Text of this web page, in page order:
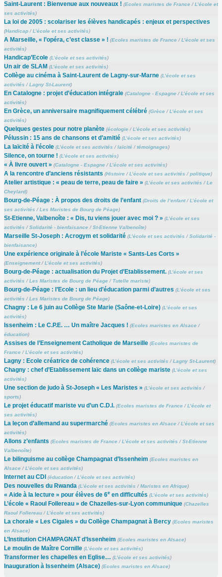
Saint-Laurent : Bienvenue aux nouveaux ! (Ecoles maristes de France/L’école et
ses activités)
La loi de 2005 : scolariser les élèves handicapés : enjeux et perspectives
(Handicap/L’école et ses activités)
A Marseille, « l’opéra, c’est classe » ! (Ecoles maristes de France/L’école et ses
activités)
Handicap’Ecole (L’école et ses activités)
Un air de SLAM (L’école et ses activités)
Collège au cinéma à Saint-Laurent de Lagny-sur-Marne (L’école et ses
activités /Lagny St-Laurent)
En Catalogne : projet d’éducation intégrale (Catalogne - Espagne/L’école et ses
activités)
En Grèce, un anniversaire magnifiquement célébré (Grèce/L’école et ses
activités)
Quelques gestes pour notre planète (écologie/L’école et ses activités)
Pélussin : 15 ans de chansons et d’amitié (L’école et ses activités)
La laïcité à l’école (L’école et ses activités /laïcité/témoignages)
Silence, on tourne ! (L’école et ses activités)
« À livre ouvert » (Catalogne - Espagne/L’école et ses activités)
A la rencontre d’anciens résistants (Histoire/L’école et ses activités /politique)
Atelier artistique : « peau de terre, peau de faire » (L’école et ses activités /Le
Cheylard)
Bourg-de-Péage : À propos des droits de l’enfant (Droits de l’enfant/L’école et
ses activités /Les Maristes de Bourg de Péage)
St-Etienne, Valbenoîte : « Dis, tu viens jouer avec moi ? » (L’école et ses
activités /Solidarité - bienfaisance/St-Etienne Valbenoîte)
Marseille St-Joseph : Acrogym et solidarité (L’école et ses activités /Solidarité -
bienfaisance)
Une expérience originale à l’école Mariste « Sants-Les Corts »
(Enseignement/L’école et ses activités)
Bourg-de-Péage : actualisation du Projet d’Etablissement. (L’école et ses
activités /Les Maristes de Bourg de Péage/ Tutelle mariste)
Bourg-de-Péage : l’Ecole : un lieu d’éducation parmi d’autres (L’école et ses
activités /Les Maristes de Bourg de Péage)
Chagny : Le 6 juin au Collège Ste Marie (Saône-et-Loire) (L’école et ses
activités)
Issenheim : Le C.P.E. … Un maître Jacques ! (Ecoles maristes en Alsace/
éducation)
Assises de l’Enseignement Catholique de Marseille (Ecoles maristes de
France/L’école et ses activités)
Lagny : Ecole créatrice de cohérence (L’école et ses activités /Lagny St-Laurent)
Chagny : chef d’Etablissement laïc dans un collège mariste (L’école et ses
activités)
Une section de judo à St-Joseph « Les Maristes » (L’école et ses activités /
sports)
Le projet éducatif mariste vu d’un C.D.I. (Ecoles maristes de France/L’école et
ses activités)
La leçon d’allemand au supermarché (Ecoles maristes en Alsace/L’école et ses
activités)
Allons z’enfants (Ecoles maristes de France/L’école et ses activités /St-Etienne
Valbenoîte)
Le bilinguisme au collège Champagnat d’Issenheim (Ecoles maristes en
Alsace/L’école et ses activités)
Internet au CDI (éducation/L’école et ses activités)
Des nouvelles du Rwanda (L’école et ses activités /Maristes en Afrique)
« Aide à la lecture » pour élèves de 6een difficultés (L’école et ses activités)
L’école « Raoul Follereau » de Chazelles-sur-Lyon communique (Chazelles
Raoul Follereau/L’école et ses activités)
La chorale « Les Cigales » du Collège Champagnat à Bercy (Ecoles maristes
en Alsace)
L’Institution CHAMPAGNAT d’Issenheim (Ecoles maristes en Alsace)
Le moulin de Maître Cornille (L’école et ses activités)
Transformer les chapelles en Eglise… (L’école et ses activités)
Inauguration à Issenheim (Alsace) (Ecoles maristes en Alsace)